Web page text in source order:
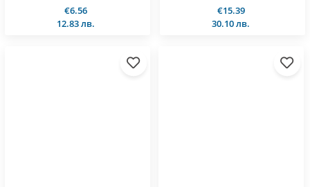
€6.56
12.83 лв.
€15.39
30.10 лв.